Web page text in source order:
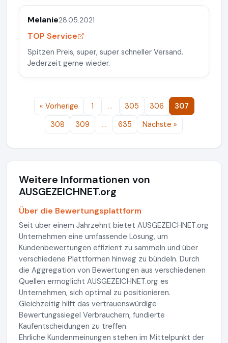
Melanie28.05.2021
TOP Service
Spitzen Preis, super, super schneller Versand.
Jederzeit gerne wieder.
« Vorherige 1 … 305 306
307
308
309 … 635 Nächste »
Weitere Informationen von
AUSGEZEICHNET.org
Über die Bewertungsplattform
Seit über einem Jahrzehnt bietet AUSGEZEICHNET.org
Unternehmen eine umfassende Lösung, um
Kundenbewertungen effizient zu sammeln und über
verschiedene Plattformen hinweg zu bündeln. Durch
die Aggregation von Bewertungen aus verschiedenen
Quellen ermöglicht AUSGEZEICHNET.org es
Unternehmen, sich optimal zu positionieren.
Gleichzeitig hilft das vertrauenswürdige
Bewertungssiegel Verbrauchern, fundierte
Kaufentscheidungen zu treffen.
Ehrliche Kundenmeinungen stehen im Mittelpunkt der